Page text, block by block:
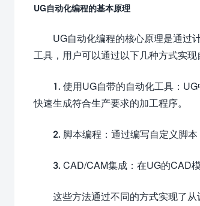
UG自动化编程的基本原理
UG自动化编程的核心原理是通过
工具，用户可以通过以下几种方式实现
1. 使用UG自带的自动化工具：
快速生成符合生产要求的加工程序。
2. 脚本编程：通过编写自定义脚
3. CAD/CAM集成：在UG的CAD
这些方法通过不同的方式实现了